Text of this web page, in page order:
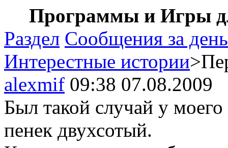
Программы и Игры
Раздел Сообщения за день
Интерестные истории
alexmif 09:38 07.08.2009
Был такой случай у
пенек двухсотый.